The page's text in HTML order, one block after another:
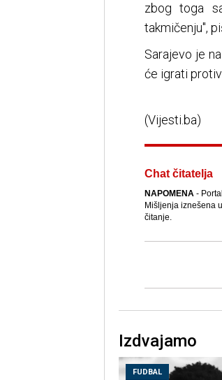
zbog toga
takmičenju",
Sarajevo je
će igrati
(Vijesti.ba)
Chat čitatelja
NAPOMENA-
Mišljenja iznešena
čitanje.
Izdvajamo
FUDBAL